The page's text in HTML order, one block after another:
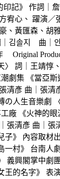
印記》 作詞｜
宥心、 躍演／
、黃匯森、胡
｜김솔지 曲｜
Original
天〉 詞｜王靖
集 《當亞斯
清彥 曲｜張清
の人生音樂劇
廠 《火神的
張清彥 曲｜張
子》 內容取材
一村》 台南人
義興閣掌中劇
王的名字》 表